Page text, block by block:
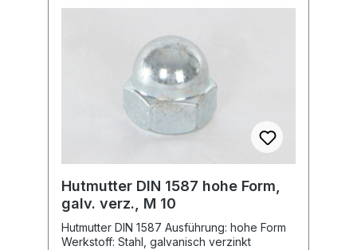
Hutmutter DIN 1587 hohe Form,
galv. verz., M 10
Hutmutter DIN 1587 Ausführung: hohe Form
Werkstoff: Stahl, galvanisch verzinkt